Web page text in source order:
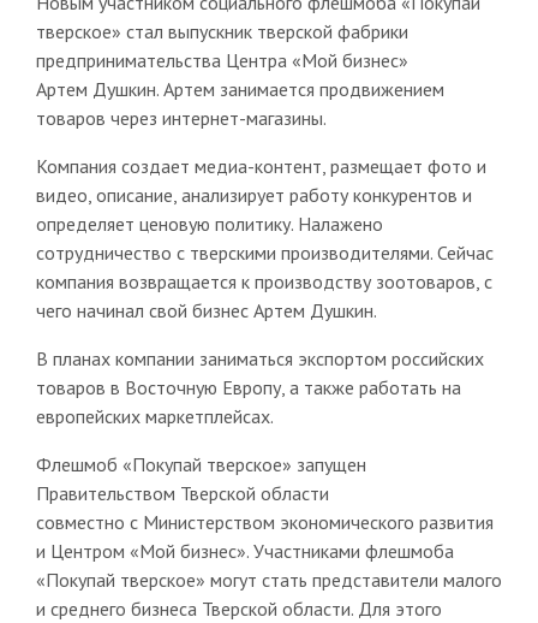
тверское» стал выпускник тверской фабрики
предпринимательства Центра «Мой бизнес»
Артем Душкин. Артем занимается продвижением
товаров через интернет-магазины.
Компания создает медиа-контент, размещает фото и
видео, описание, анализирует работу конкурентов и
определяет ценовую политику. Налажено
сотрудничество с тверскими производителями. Сейчас
компания возвращается к производству зоотоваров, с
чего начинал свой бизнес Артем Душкин.
В планах компании заниматься экспортом российских
товаров в Восточную Европу, а также работать на
европейских маркетплейсах.
Флешмоб «Покупай тверское» запущен
Правительством Тверской области
совместно с Министерством экономического развития
и Центром «Мой бизнес». Участниками флешмоба
«Покупай тверское» могут стать представители малого
и среднего бизнеса Тверской области. Для этого